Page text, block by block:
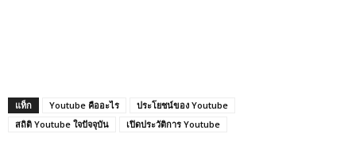
แท็ก Youtube คืออะไร
ประโยชน์ของ Youtube
สถิติ Youtube ใจปัจจุบัน
เปิดประวัติการ Youtube